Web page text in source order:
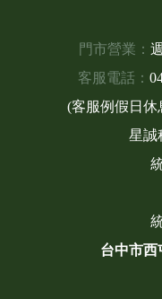
門市營業：
客服電話：
(客服例假日
星誠
台中市西